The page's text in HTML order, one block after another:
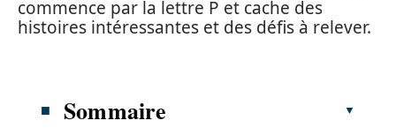
commence par la lettre P et cache des
histoires intéressantes et des défis à relever.
Sommaire